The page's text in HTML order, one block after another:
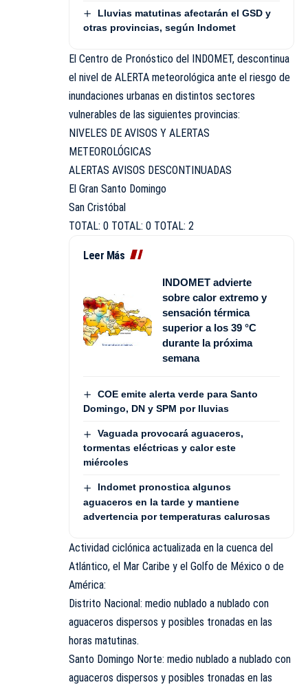
Lluvias matutinas afectarán el GSD y
otras provincias, según Indomet
El Centro de Pronóstico del INDOMET, descontinua
el nivel de ALERTA meteorológica ante el riesgo de
inundaciones urbanas en distintos sectores
vulnerables de las siguientes provincias:
NIVELES DE AVISOS Y ALERTAS
METEOROLÓGICAS
ALERTAS AVISOS DESCONTINUADAS
El Gran Santo Domingo
San Cristóbal
TOTAL: 0 TOTAL: 0 TOTAL: 2
Leer Más
INDOMET advierte
sobre calor extremo y
sensación térmica
superior a los 39 °C
durante la próxima
semana
COE emite alerta verde para Santo
Domingo, DN y SPM por lluvias
Vaguada provocará aguaceros,
tormentas eléctricas y calor este
miércoles
Indomet pronostica algunos
aguaceros en la tarde y mantiene
advertencia por temperaturas calurosas
Actividad ciclónica actualizada en la cuenca del
Atlántico, el Mar Caribe y el Golfo de México o de
América:
Distrito Nacional: medio nublado a nublado con
aguaceros dispersos y posibles tronadas en las
horas matutinas.
Santo Domingo Norte: medio nublado a nublado con
aguaceros dispersos y posibles tronadas en las